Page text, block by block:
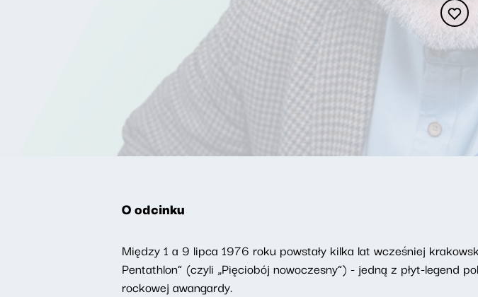
O odcinku
Między 1 a 9 lipca 1976 roku powstały kilka lat wcześniej
Pentathlon” (czyli „Pięciobój nowoczesny”) - jedną z płyt-legend
rockowej awangardy.